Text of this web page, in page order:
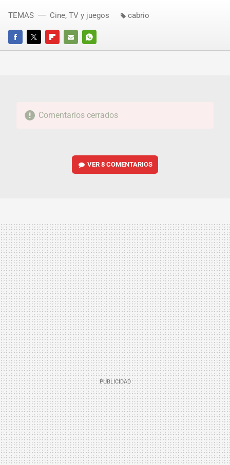
FACEBOOKTWITTERFLIPBOARD
E-
WHATSAPP
TEMAS Cine, TV y juegos cabrio
Comentarios cerrados
VER8 COMENTARIOS